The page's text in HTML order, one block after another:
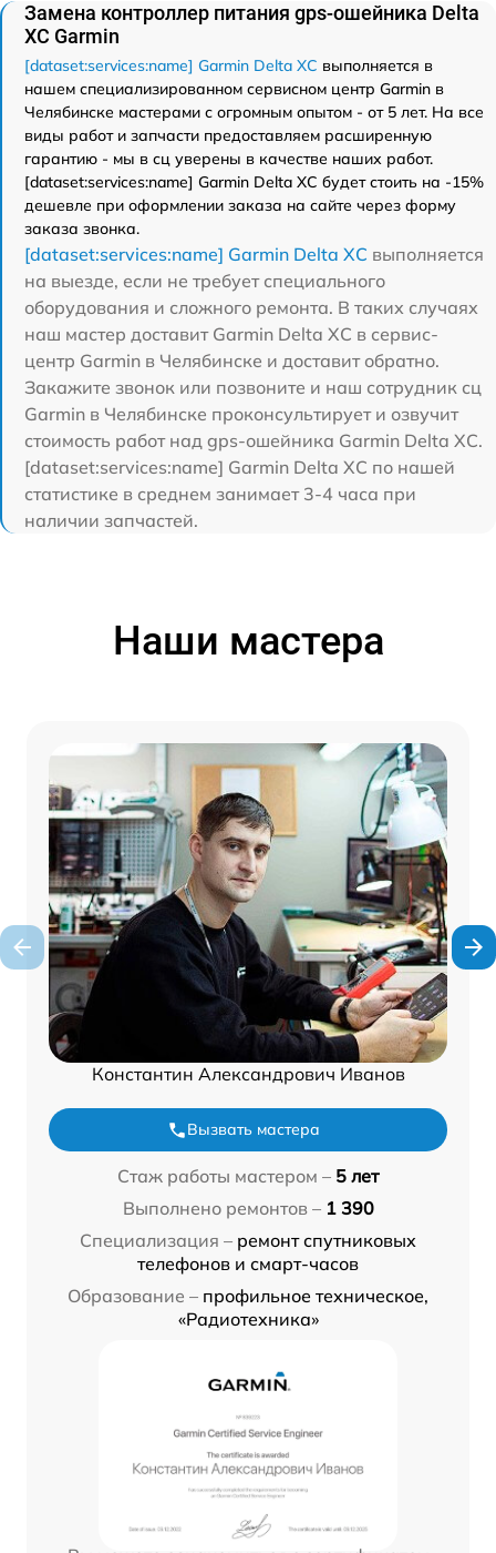
Замена контроллер питания gps-ошейника Delta
XC Garmin
[dataset:services:name] Garmin Delta XC выполняется в
нашем специализированном сервисном центр Garmin в
Челябинске мастерами с огромным опытом - от 5 лет. На все
виды работ и запчасти предоставляем расширенную
гарантию - мы в сц уверены в качестве наших работ.
[dataset:services:name] Garmin Delta XC будет стоить на -15%
дешевле при оформлении заказа на сайте через форму
заказа звонка.
[dataset:services:name] Garmin Delta XC выполняется
на выезде, если не требует специального
оборудования и сложного ремонта. В таких случаях
наш мастер доставит Garmin Delta XC в сервис-
центр Garmin в Челябинске и доставит обратно.
Закажите звонок или позвоните и наш сотрудник сц
Garmin в Челябинске проконсультирует и озвучит
стоимость работ над gps-ошейника Garmin Delta XC.
[dataset:services:name] Garmin Delta XC по нашей
статистике в среднем занимает 3-4 часа при
наличии запчастей.
Наши мастера
Константин Александрович Иванов
Вызвать мастера
Стаж работы мастером – 5 лет
Выполнено ремонтов – 1 390
Специализация – ремонт спутниковых
телефонов и смарт-часов
Образование – профильное техническое,
«Радиотехника»